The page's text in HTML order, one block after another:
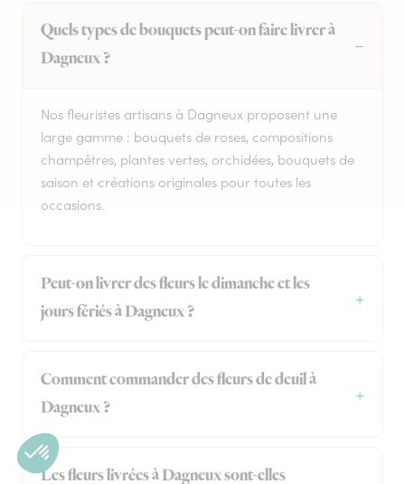
Quels types de bouquets peut-on faire livrer à
Dagneux ?
Nos fleuristes artisans à Dagneux proposent une
large gamme : bouquets de roses, compositions
champêtres, plantes vertes, orchidées, bouquets de
saison et créations originales pour toutes les
occasions.
Peut-on livrer des fleurs le dimanche et les
jours fériés à Dagneux ?
Comment commander des fleurs de deuil à
Dagneux ?
Les fleurs livrées à Dagneux sont-elles